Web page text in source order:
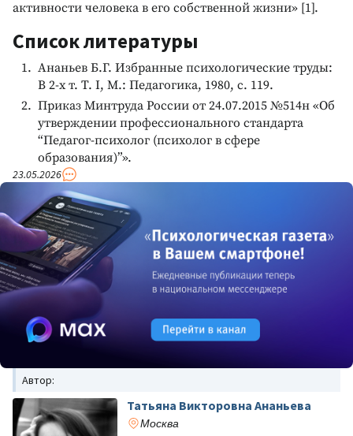
активности человека в его собственной жизни» [1].
Список литературы
Ананьев Б.Г. Избранные психологические труды:
В 2-х т. Т. I, М.: Педагогика, 1980, с. 119.
Приказ Минтруда России от 24.07.2015 №514н «Об
утверждении профессионального стандарта
“Педагог-психолог (психолог в сфере
образования)”».
23.05.2026
Автор:
Татьяна Викторовна Ананьева
Москва